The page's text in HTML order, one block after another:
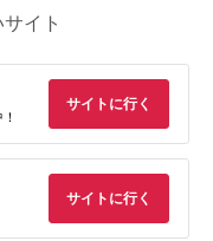
イト
サイトに行く
サイトに行く